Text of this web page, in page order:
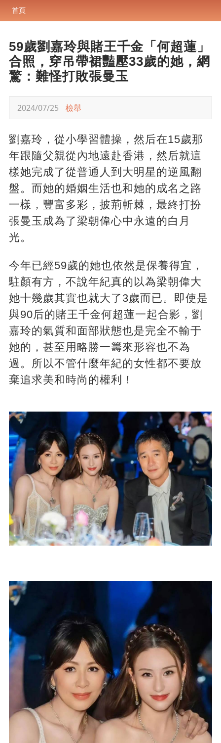
首頁
59歲劉嘉玲與賭王千金「何超蓮」
合照，穿吊帶裙豔壓33歲的她，網
驚：難怪打敗張曼玉
2024/07/25 檢舉
劉嘉玲，從小學習體操，然后在15歲那
年跟隨父親從內地遠赴香港，然后就這
樣她完成了從普通人到大明星的逆風翻
盤。而她的婚姻生活也和她的成名之路
一樣，豐富多彩，披荊斬棘，最終打扮
張曼玉成為了梁朝偉心中永遠的白月
光。
今年已經59歲的她也依然是保養得宜，
駐顏有方，不說年紀真的以為梁朝偉大
她十幾歲其實也就大了3歲而已。即使是
與90后的賭王千金何超蓮一起合影，劉
嘉玲的氣質和面部狀態也是完全不輸于
她的，甚至用略勝一籌來形容也不為
過。所以不管什麼年紀的女性都不要放
棄追求美和時尚的權利！